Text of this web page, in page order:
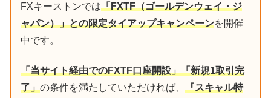
FXキーストンでは「FXTF（ゴールデンウェイ・ジ
ャパン）」との限定タイアップキャンペーンを開催
中です。
「当サイト経由でのFXTF口座開設」「新規1取引完
了」の条件を満たしていただければ、 『スキャル特